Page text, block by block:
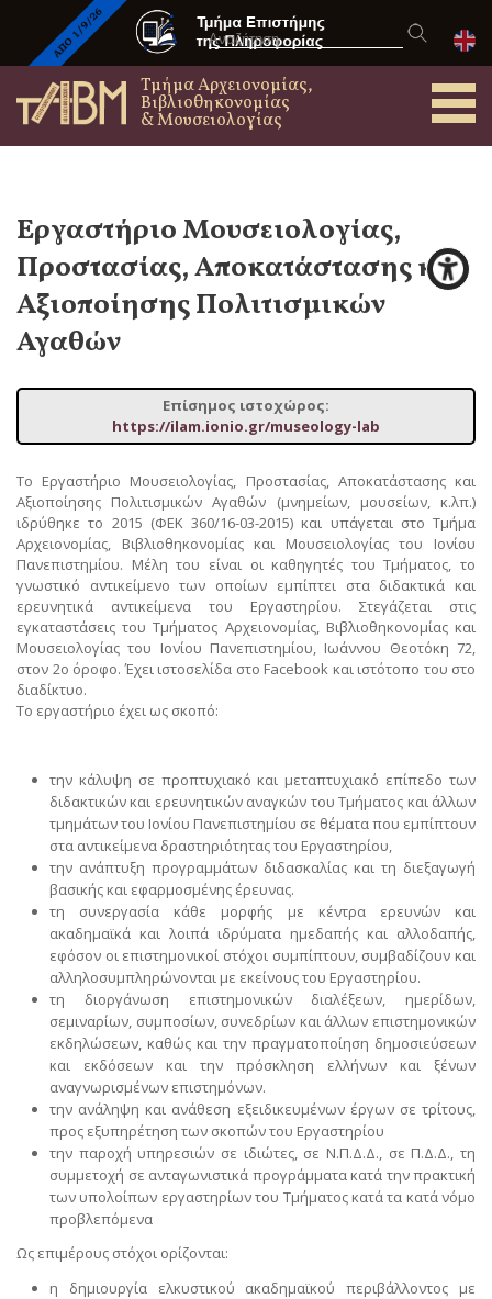
Τμήμα Αρχειονομίας,
Βιβλιοθηκονομίας
& Μουσειολογίας
Εργαστήριο Μουσειολογίας,
Προστασίας, Αποκατάστασης και
Αξιοποίησης Πολιτισμικών
Αγαθών
Επίσημος ιστοχώρος:
https://ilam.ionio.gr/museology-lab
Το Εργαστήριο Μουσειολογίας, Προστασίας, Αποκατάστασης και
Αξιοποίησης Πολιτισμικών Αγαθών (μνημείων, μουσείων, κ.λπ.)
ιδρύθηκε το 2015 (ΦΕΚ 360/16-03-2015) και υπάγεται στο Τμήμα
Αρχειονομίας, Βιβλιοθηκονομίας και Μουσειολογίας του Ιονίου
Πανεπιστημίου. Μέλη του είναι οι καθηγητές του Τμήματος, το
γνωστικό αντικείμενο των οποίων εμπίπτει στα διδακτικά και
ερευνητικά αντικείμενα του Εργαστηρίου. Στεγάζεται στις
εγκαταστάσεις του Τμήματος Αρχειονομίας, Βιβλιοθηκονομίας και
Μουσειολογίας του Ιονίου Πανεπιστημίου, Ιωάννου Θεοτόκη 72,
στον 2ο όροφο. Έχει ιστοσελίδα στο Facebook και ιστότοπο του στο
διαδίκτυο.
Το εργαστήριο έχει ως σκοπό:
την κάλυψη σε προπτυχιακό και μεταπτυχιακό επίπεδο των
διδακτικών και ερευνητικών αναγκών του Τμήματος και άλλων
τμημάτων του Ιονίου Πανεπιστημίου σε θέματα που εμπίπτουν
στα αντικείμενα δραστηριότητας του Εργαστηρίου,
την ανάπτυξη προγραμμάτων διδασκαλίας και τη διεξαγωγή
βασικής και εφαρμοσμένης έρευνας.
τη συνεργασία κάθε μορφής με κέντρα ερευνών και
ακαδημαϊκά και λοιπά ιδρύματα ημεδαπής και αλλοδαπής,
εφόσον οι επιστημονικοί στόχοι συμπίπτουν, συμβαδίζουν και
αλληλοσυμπληρώνονται με εκείνους του Εργαστηρίου.
τη διοργάνωση επιστημονικών διαλέξεων, ημερίδων,
σεμιναρίων, συμποσίων, συνεδρίων και άλλων επιστημονικών
εκδηλώσεων, καθώς και την πραγματοποίηση δημοσιεύσεων
και εκδόσεων και την πρόσκληση ελλήνων και ξένων
αναγνωρισμένων επιστημόνων.
την ανάληψη και ανάθεση εξειδικευμένων έργων σε τρίτους,
προς εξυπηρέτηση των σκοπών του Εργαστηρίου
την παροχή υπηρεσιών σε ιδιώτες, σε Ν.Π.Δ.Δ., σε Π.Δ.Δ., τη
συμμετοχή σε ανταγωνιστικά προγράμματα κατά την πρακτική
των υπολοίπων εργαστηρίων του Τμήματος κατά τα κατά νόμο
προβλεπόμενα
Ως επιμέρους στόχοι ορίζονται:
η δημιουργία ελκυστικού ακαδημαϊκού περιβάλλοντος με